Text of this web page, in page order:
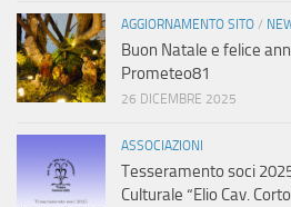
AGGIORNAMENTO SITO /
Buon Natale e felice
Prometeo81
26 DICEMBRE 2025
ASSOCIAZIONI
Tesseramento soci
Culturale “Elio Cav.